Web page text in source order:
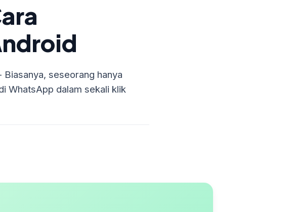
seseorang hanya
WhatsApp dalam sekali klik